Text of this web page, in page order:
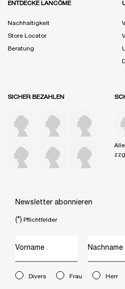
ENTDECKE LANCÔME
Nachhaltigkeit
Store Locator
Beratung
SICHER BEZAHLEN
Newsletter abonnieren
(*) Pflichtfelder
Vorname Nachname
newslettersignup.title.legend
Divers Frau Herr